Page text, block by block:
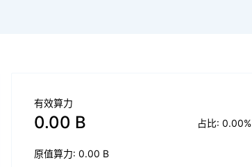
有效算力
0.00 B 占比: 0.00%
原值算力: 0.00 B